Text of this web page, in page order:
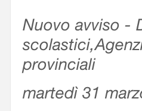
Nuovo avviso -
provinciali
martedì 31